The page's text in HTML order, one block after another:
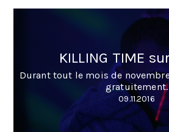
KILLING TIME
Durant tout le mois de
gratuitement.
09.11.2016